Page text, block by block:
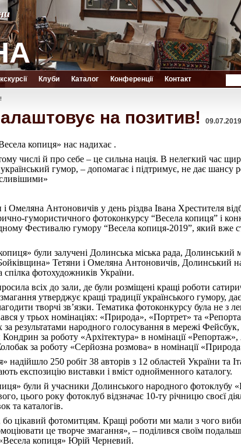
Клуби Каталог Конференції Контакт
на позитив! 09.07.2019
копиця» нас надихає .
числі й про себе – це сильна нація. В нелегкий час
гумор, – допомагає і підтримує, не дає шансу
Омеляна Антоновичів у день різдва Івана Хрестителя
гумористичного фотоконкурсу “Весела копиця” і
Фестивалю гумору “Весела копиця-2019”, який вже
були залучені Долинська міська рада, Долинський
Тетяни і Омеляна Антоновичів, Долинський
спілка фотохудожників України.
всіх до зали, де були розміщені кращі роботи
утверджує кращі традиції українського гумору,
творчі зв’язки. Тематика фотоконкурсу була не з
у трьох номінаціях: «Природа», «Портрет» та
результатами народного голосування в мережі Фейсбук,
за роботу «Архітектура» в номінації
за роботу «Серйозна розмова» в номінації
250 робіт 38 авторів з 12 областей України та
експозицію виставки і вміст однойменного каталогу.
були й учасники Долинського народного фотоклубу
цього року фотоклуб відзначає 10-ту річницю своєї
та каталогів.
цікавий фотомитцям. Кращі роботи ми мали з чого
це творче змагання», – поділився своїм
копиця» Юрій Черневий.